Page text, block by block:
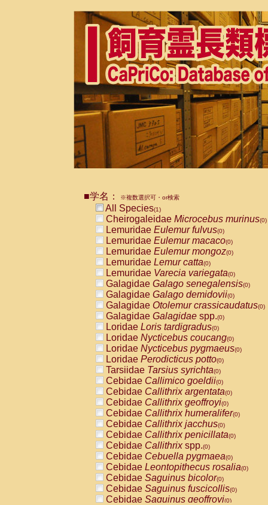
■学名： ※複数選択可・or検索
All Species(1)
Cheirogaleidae Microcebus murinus(0)
Lemuridae Eulemur fulvus(0)
Lemuridae Eulemur macaco(0)
Lemuridae Eulemur mongoz(0)
Lemuridae Lemur catta(0)
Lemuridae Varecia variegata(0)
Galagidae Galago senegalensis(0)
Galagidae Galago demidovii(0)
Galagidae Otolemur crassicaudatus(0)
Galagidae Galagidae spp.(0)
Loridae Loris tardigradus(0)
Loridae Nycticebus coucang(0)
Loridae Nycticebus pygmaeus(0)
Loridae Perodicticus potto(0)
Tarsiidae Tarsius syrichta(0)
Cebidae Callimico goeldii(0)
Cebidae Callithrix argentata(0)
Cebidae Callithrix geoffroyi(0)
Cebidae Callithrix humeralifer(0)
Cebidae Callithrix jacchus(0)
Cebidae Callithrix penicillata(0)
Cebidae Callithrixspp.(0)
Cebidae Cebuella pygmaea(0)
Cebidae Leontopithecus rosalia(0)
Cebidae Saguinus bicolor(0)
Cebidae Saguinus fuscicollis(0)
Cebidae Saguinus geoffroyi(0)